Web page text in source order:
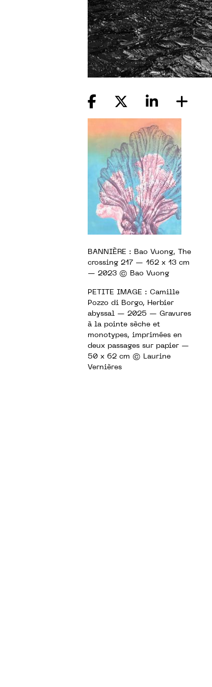
BANNIÈRE : Bao Vuong, The
crossing 217 — 162 x 13 cm
— 2023 © Bao Vuong
PETITE IMAGE : Camille
Pozzo di Borgo, Herbier
abyssal — 2025 — Gravures
à la pointe sèche et
monotypes, imprimées en
deux passages sur papier —
50 x 62 cm © Laurine
Vernières